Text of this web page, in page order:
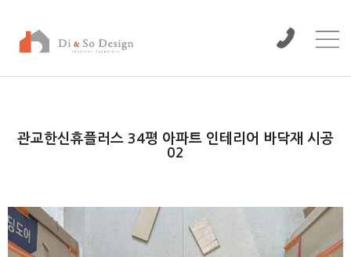
관교한신휴플러스 34평 아파트 인테리어 바닥재 시공
02
본문